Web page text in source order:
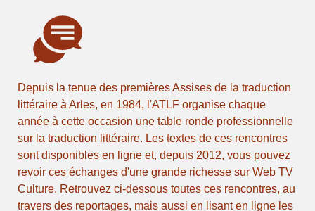
Depuis la tenue des premières Assises de la traduction
littéraire à Arles, en 1984, l'ATLF organise chaque
année à cette occasion une table ronde professionnelle
sur la traduction littéraire. Les textes de ces rencontres
sont disponibles en ligne et, depuis 2012, vous pouvez
revoir ces échanges d'une grande richesse sur Web TV
Culture. Retrouvez ci-dessous toutes ces rencontres, au
travers des reportages, mais aussi en lisant en ligne les